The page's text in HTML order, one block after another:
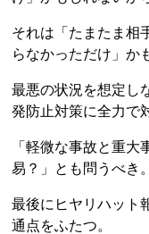
それは「たまたま相
らなかっただけ」か
最悪の状況を想定し
発防止対策に全力で
「軽微な事故と重
易？」とも問うべき。
最後にヒヤリハット
通点をふたつ。